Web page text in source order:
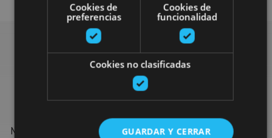
Find more plans
Find more plans and suggestions to round off your trip in
Navarre: organised activities, tours and the most important
Cookies de
preferencias
Cookies de
funcionalidad
Cookies no clasificadas
GUARDAR Y CERRAR